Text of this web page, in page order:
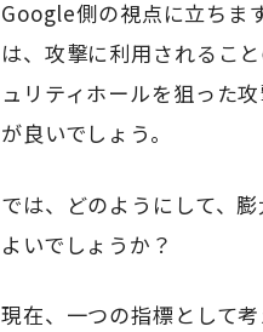
Google側の視点に立ちま
は、攻撃に利用されるこ
ュリティホールを狙った
が良いでしょう。
では、どのようにして、
よいでしょうか？
現在、一つの指標として考